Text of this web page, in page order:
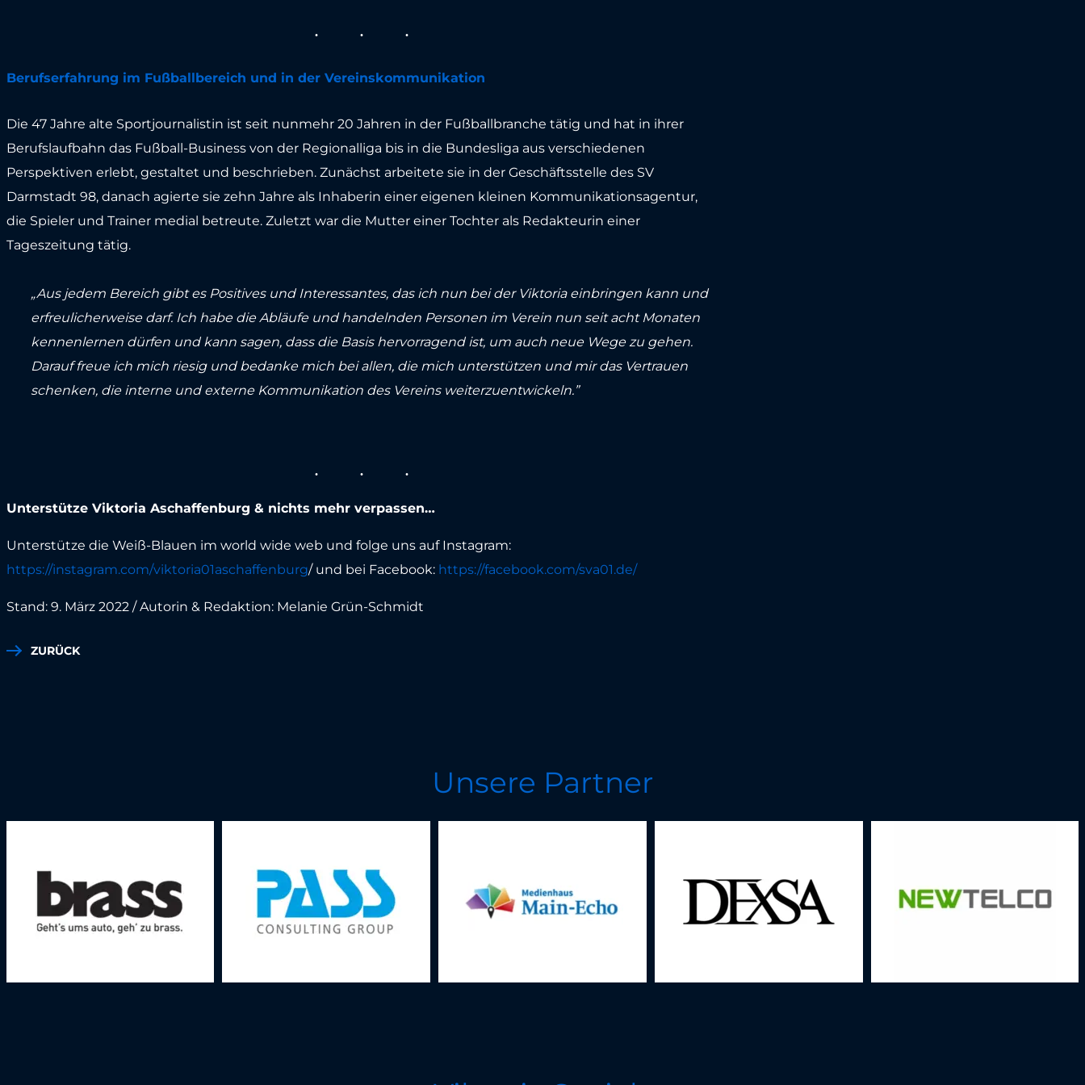
Berufserfahrung im Fußballbereich und in der Vereinskommunikation
Die 47 Jahre alte Sportjournalistin ist seit nunmehr 20 Jahren in der Fußballbranche tätig und hat in ihrer
Berufslaufbahn das Fußball-Business von der Regionalliga bis in die Bundesliga aus verschiedenen
Perspektiven erlebt, gestaltet und beschrieben. Zunächst arbeitete sie in der Geschäftsstelle des SV
Darmstadt 98, danach agierte sie zehn Jahre als Inhaberin einer eigenen kleinen Kommunikationsagentur,
die Spieler und Trainer medial betreute. Zuletzt war die Mutter einer Tochter als Redakteurin einer
Tageszeitung tätig.
„Aus jedem Bereich gibt es Positives und Interessantes, das ich nun bei der Viktoria einbringen kann und
erfreulicherweise darf. Ich habe die Abläufe und handelnden Personen im Verein nun seit acht Monaten
kennenlernen dürfen und kann sagen, dass die Basis hervorragend ist, um auch neue Wege zu gehen.
Darauf freue ich mich riesig und bedanke mich bei allen, die mich unterstützen und mir das Vertrauen
schenken, die interne und externe Kommunikation des Vereins weiterzuentwickeln.”
Unterstütze Viktoria Aschaffenburg & nichts mehr verpassen…
Unterstütze die Weiß-Blauen im world wide web und folge uns auf Instagram:
https://instagram.com/viktoria01aschaffenburg/ und bei Facebook: https://facebook.com/sva01.de/
Stand: 9. März 2022 / Autorin & Redaktion: Melanie Grün-Schmidt
ZURÜCK
Unsere Partner